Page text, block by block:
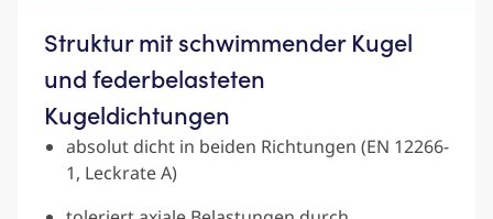
Struktur mit schwimmender Kugel
und federbelasteten
Kugeldichtungen
absolut dicht in beiden Richtungen (EN 12266-
1, Leckrate A)